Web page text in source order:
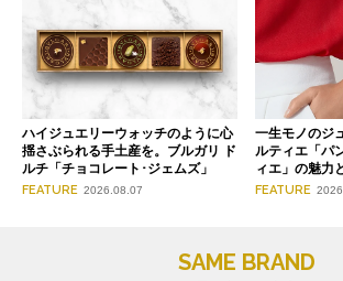
ハイジュエリーウォッチのように心
揺さぶられる手土産を。ブルガリ ド
ルチ「チョコレート･ジェムズ」
FEATURE 2026.08.07
一生モノのジ
ルティエ「パ
ィエ」の魅力
FEATURE
SAME BRAND